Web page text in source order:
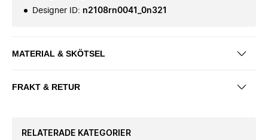
Designer ID: n2108rn0041_0n321
MATERIAL & SKÖTSEL
FRAKT & RETUR
RELATERADE KATEGORIER